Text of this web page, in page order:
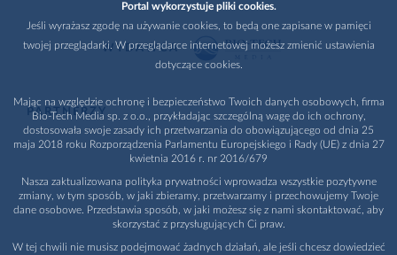
WYDAWCA
PARTNERZY
Portal wykorzystuje pliki cookies.
Jeśli wyrażasz zgodę na używanie cookies, to będą one zapisane w pamięci
twojej przeglądarki. W przeglądarce internetowej możesz zmienić ustawienia
dotyczące cookies.
Mając na względzie ochronę i bezpieczeństwo Twoich danych osobowych, firma
Bio-Tech Media sp. z o.o., przykładając szczególną wagę do ich ochrony,
dostosowała swoje zasady ich przetwarzania do obowiązującego od dnia 25
maja 2018 roku Rozporządzenia Parlamentu Europejskiego i Rady (UE) z dnia 27
kwietnia 2016 r. nr 2016/679
Nasza zaktualizowana polityka prywatności wprowadza wszystkie pozytywne
zmiany, w tym sposób, w jaki zbieramy, przetwarzamy i przechowujemy Twoje
dane osobowe. Przedstawia sposób, w jaki możesz się z nami skontaktować, aby
skorzystać z przysługujących Ci praw.
W tej chwili nie musisz podejmować żadnych działań, ale jeśli chcesz dowiedzieć